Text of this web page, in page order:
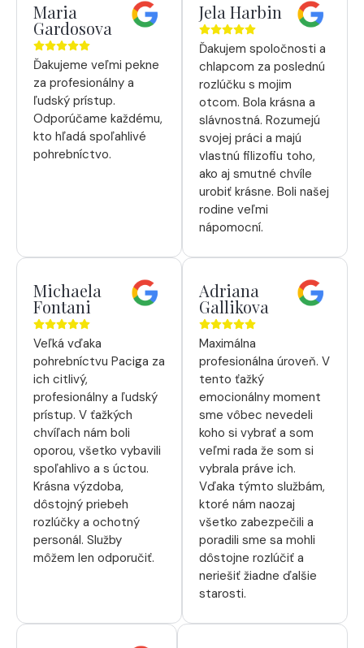
Maria
Gardosova
Ďakujeme veľmi pekne
za profesionálny a
ľudský prístup.
Odporúčame každému,
kto hľadá spoľahlivé
pohrebníctvo.
Jela Harbin
Ďakujem spoločnosti a
chlapcom za poslednú
rozlúčku s mojim
otcom. Bola krásna a
slávnostná. Rozumejú
svojej práci a majú
vlastnú filizofiu toho,
ako aj smutné chvíle
urobiť krásne. Boli našej
rodine veľmi
nápomocní.
Michaela
Fontani
Veľká vďaka
pohrebníctvu Paciga za
ich citlivý,
profesionálny a ľudský
prístup. V ťažkých
chvíľach nám boli
oporou, všetko vybavili
spoľahlivo a s úctou.
Krásna výzdoba,
dôstojný priebeh
rozlúčky a ochotný
personál. Služby
môžem len odporučiť.
Adriana
Gallikova
Maximálna
profesionálna úroveň. V
tento ťažký
emocionálny moment
sme vôbec nevedeli
koho si vybrať a som
veľmi rada že som si
vybrala práve ich.
Vďaka týmto službám,
ktoré nám naozaj
všetko zabezpečili a
poradili sme sa mohli
dôstojne rozlúčiť a
neriešiť žiadne ďalšie
starosti.